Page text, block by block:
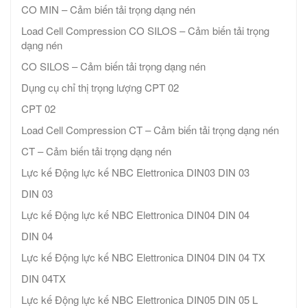
CO MIN – Cảm biến tải trọng dạng nén
Load Cell Compression CO SILOS – Cảm biến tải trọng
dạng nén
CO SILOS – Cảm biến tải trọng dạng nén
Dụng cụ chỉ thị trọng lượng CPT 02
CPT 02
Load Cell Compression CT – Cảm biến tải trọng dạng nén
CT – Cảm biến tải trọng dạng nén
Lực kế Động lực kế NBC Elettronica DIN03 DIN 03
DIN 03
Lực kế Động lực kế NBC Elettronica DIN04 DIN 04
DIN 04
Lực kế Động lực kế NBC Elettronica DIN04 DIN 04 TX
DIN 04TX
Lực kế Động lực kế NBC Elettronica DIN05 DIN 05 L